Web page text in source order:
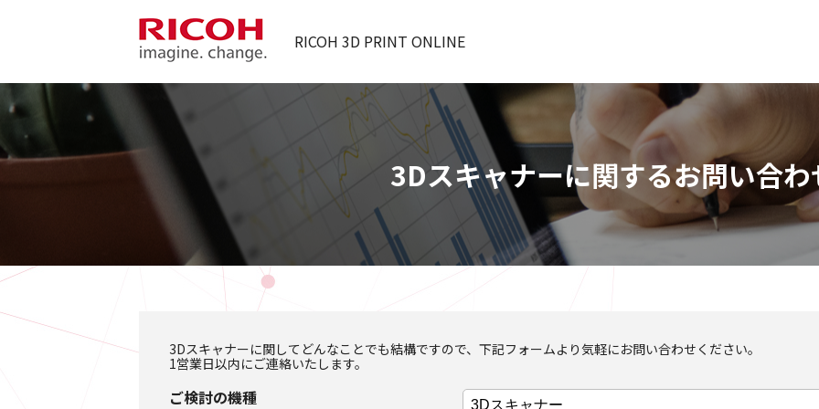
RICOH 3D PRINT ONLINE
3Dスキャナーに関するお問い合わ
3Dスキャナーに関してどんなことでも結構ですので、下記フォームより気軽にお問い合わせください。
1営業日以内にご連絡いたします。
ご検討の機種